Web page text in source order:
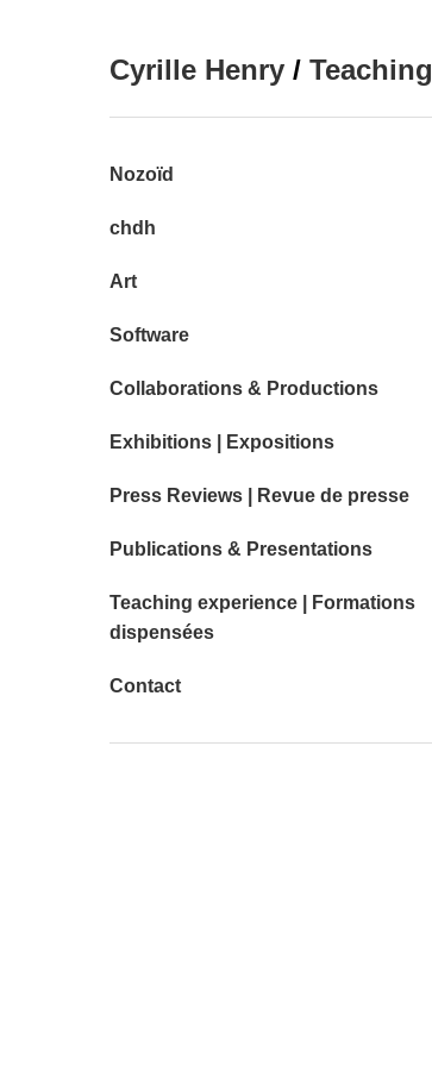
Cyrille Henry / Teaching
Nozoïd
chdh
Art
Software
Collaborations & Productions
Exhibitions | Expositions
Press Reviews | Revue de presse
Publications & Presentations
Teaching experience | Formations
dispensées
Contact